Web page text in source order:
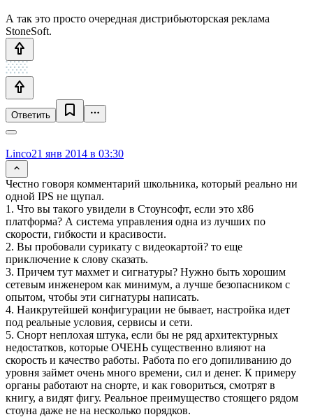
А так это просто очередная дистрибьюторская реклама
StoneSoft.
Ответить
Linco21 янв 2014 в 03:30
Честно говоря комментарий школьника, который реально ни
одной IPS не щупал.
1. Что вы такого увидели в Стоунсофт, если это x86
платформа? А система управления одна из лучших по
скорости, гибкости и красивости.
2. Вы пробовали сурикату с видеокартой? то еще
приключение к слову сказать.
3. Причем тут махмет и сигнатуры? Нужно быть хорошим
сетевым инженером как минимум, а лучше безопасником с
опытом, чтобы эти сигнатуры написать.
4. Наикрутейшей конфигурации не бывает, настройка идет
под реальные условия, сервисы и сети.
5. Снорт неплохая штука, если бы не ряд архитектурных
недостатков, которые ОЧЕНЬ существенно влияют на
скорость и качество работы. Работа по его допиливанию до
уровня займет очень много времени, сил и денег. К примеру
органы работают на снорте, и как говориться, смотрят в
книгу, а видят фигу. Реальное преимущество стоящего рядом
стоуна даже не на несколько порядков.